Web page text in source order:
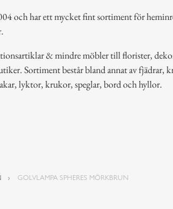
och har ett mycket fint sortiment för
& mindre möbler till florister,
Sortiment består bland annat av fjädrar,
lyktor, krukor, speglar, bord och hyllor.
GOLVLAMPA SPHERES MÖRKBRUN